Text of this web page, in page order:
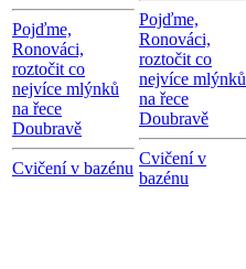
Pojďme,
Ronováci,
roztočit co
nejvíce mlýnků
na řece
Doubravě
Cvičení v bazénu
Pojďme,
Ronováci,
roztočit co
nejvíce mlýnků
na řece
Doubravě
Cvičení v
bazénu